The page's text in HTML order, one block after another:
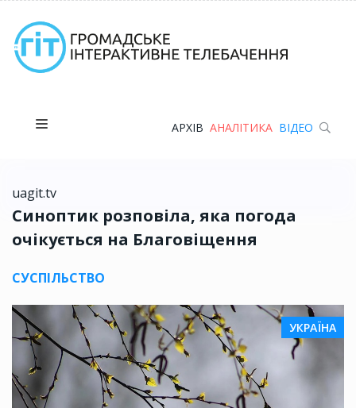
АРХІВ АНАЛІТИКА ВІДЕО
uagit.tv
Синоптик розповіла, яка погода
очікується на Благовіщення
СУСПІЛЬСТВО
УКРАЇНА